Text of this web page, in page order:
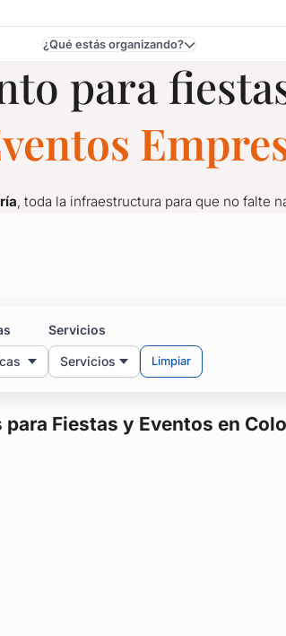
¿Qué estás organizando?
para
, toda la infraestructura para que no falte
Servicios
Servicios Limpiar
Fiestas y Eventos en
para
, toda la infraestructura para que no falte